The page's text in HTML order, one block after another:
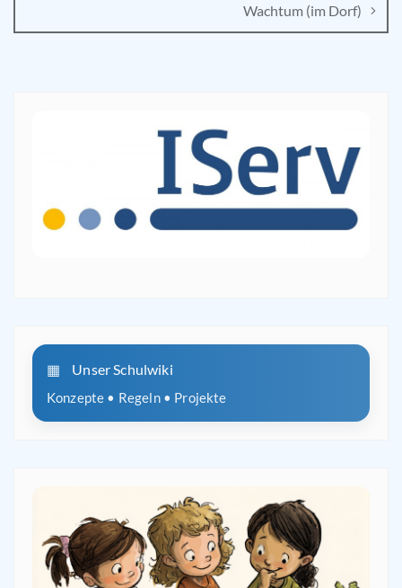
Wachtum (im Dorf)
Unser Schulwiki
Konzepte • Regeln • Projekte